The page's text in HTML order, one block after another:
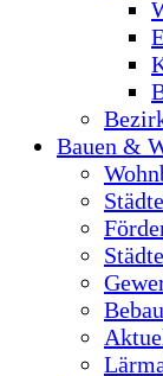
Bauen &